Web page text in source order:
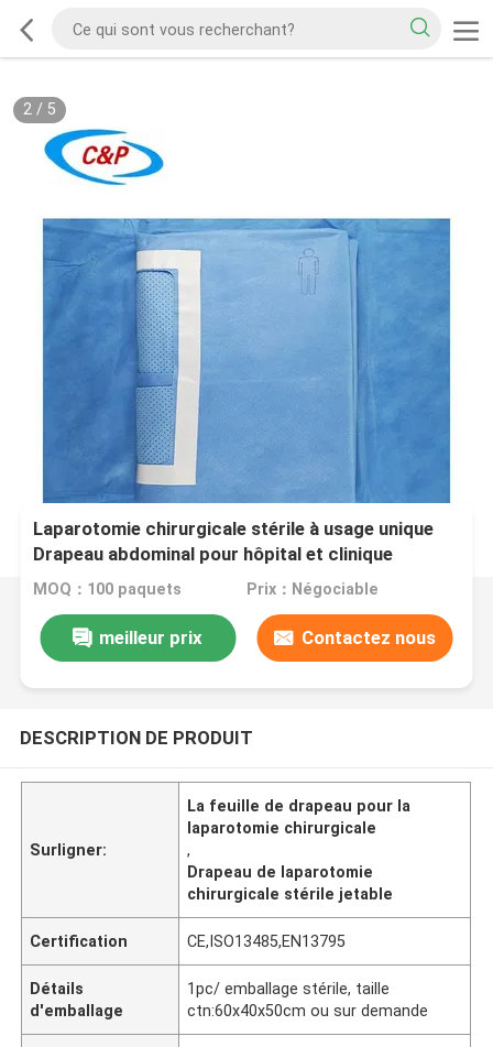
2/ 5
Laparotomie chirurgicale stérile à usage unique
Drapeau abdominal pour hôpital et clinique
MOQ：100 paquets Prix：Négociable
meilleur prix Contactez nous
DESCRIPTION DE PRODUIT
Surligner:
La feuille de drapeau pour la
laparotomie chirurgicale
,
Drapeau de laparotomie
chirurgicale stérile jetable
Certification CE,ISO13485,EN13795
Détails
d'emballage
1pc/ emballage stérile, taille
ctn:60x40x50cm ou sur demande